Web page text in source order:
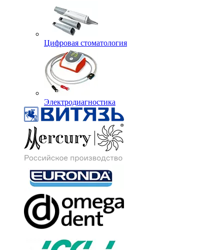
Цифровая стоматология
Электродиагностика